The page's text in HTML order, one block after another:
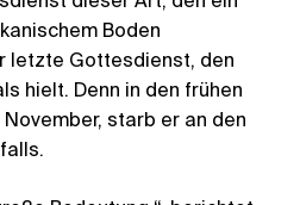
Boden
letzte Gottesdienst, den
hielt. Denn in den frühen
starb er an den